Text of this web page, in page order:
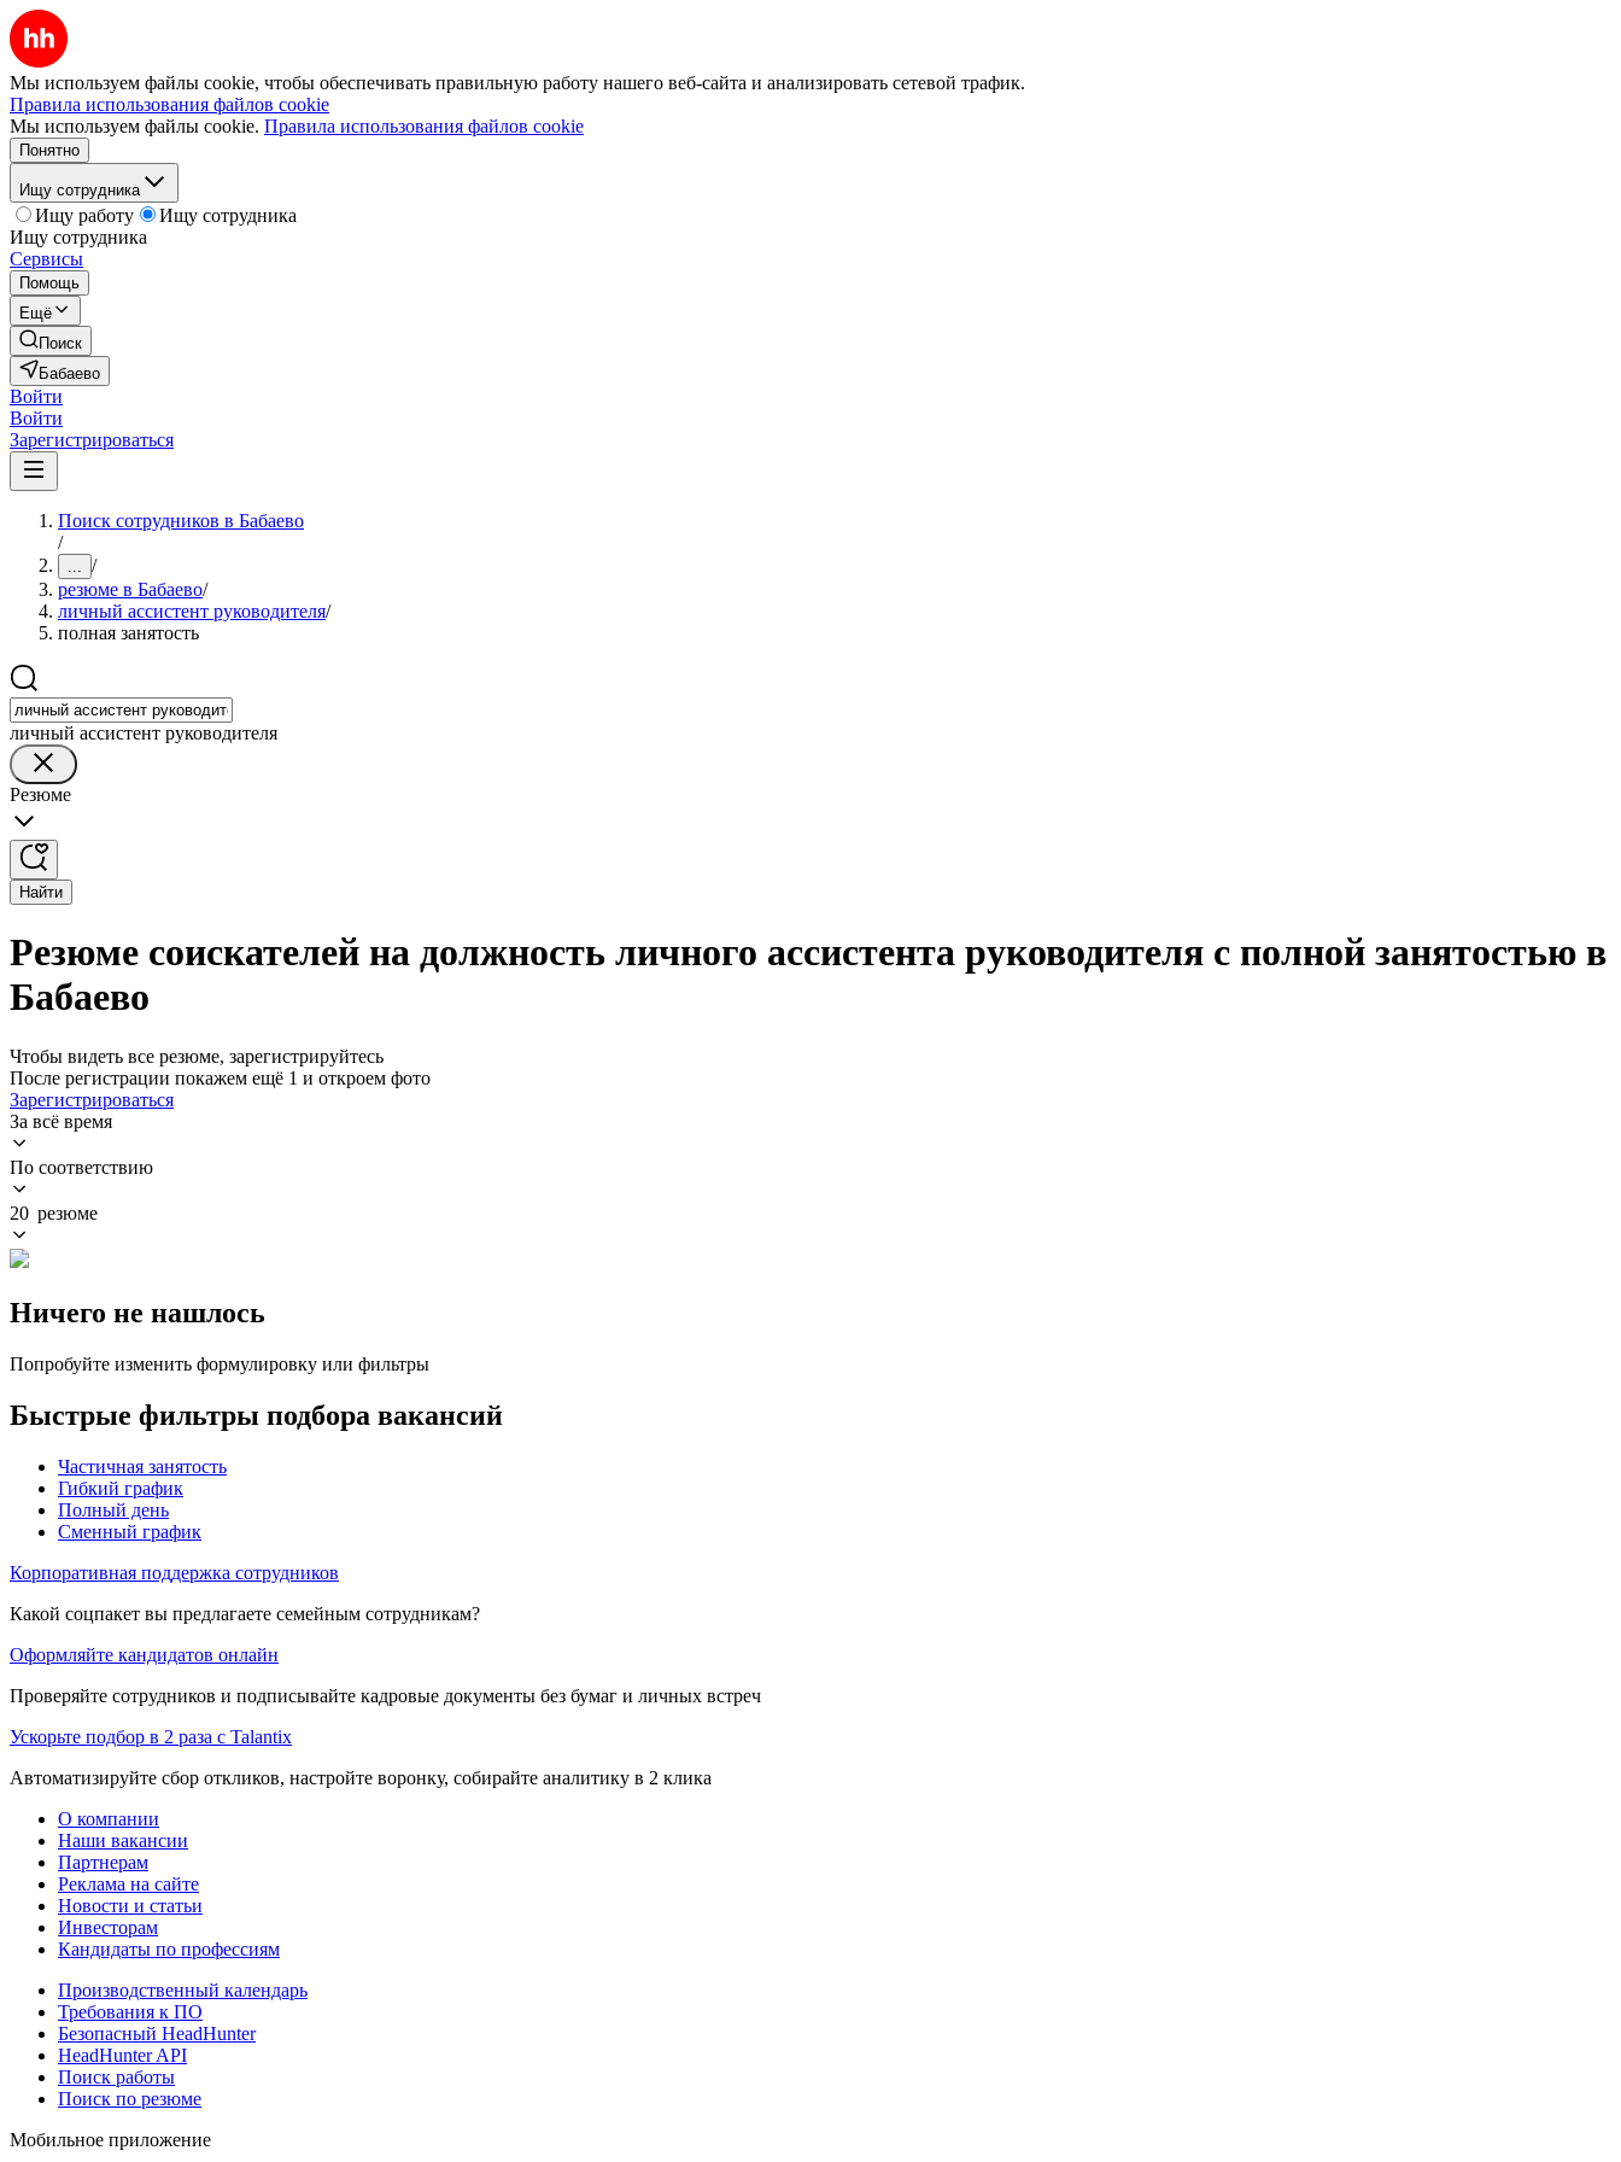
Мы используем файлы cookie, чтобы обеспечивать правильную работу нашего веб-сайта и анализировать сетевой трафик.
Правила использования файлов cookie
Мы используем файлы cookie. Правила использования файлов cookie
Понятно
Ищу сотрудника
Ищу работу
Ищу сотрудника
Ищу сотрудника
Сервисы
Помощь
Ещё
Поиск
Бабаево
Войти
Войти
Зарегистрироваться
Поиск сотрудников в Бабаево
/
... /
резюме в Бабаево/
личный ассистент руководителя/
полная занятость
личный ассистент руководителя
Резюме
Найти
Резюме соискателей на должность личного ассистента руководителя с полной занятостью в
Бабаево
Чтобы видеть все резюме, зарегистрируйтесь
После регистрации покажем ещё 1 и откроем фото
Зарегистрироваться
За всё время
По соответствию
20 резюме
Ничего не нашлось
Попробуйте изменить формулировку или фильтры
Быстрые фильтры подбора вакансий
Частичная занятость
Гибкий график
Полный день
Сменный график
Корпоративная поддержка сотрудников
Какой соцпакет вы предлагаете семейным сотрудникам?
Оформляйте кандидатов онлайн
Проверяйте сотрудников и подписывайте кадровые документы без бумаг и личных встреч
Ускорьте подбор в 2 раза с Talantix
Автоматизируйте сбор откликов, настройте воронку, собирайте аналитику в 2 клика
О компании
Наши вакансии
Партнерам
Реклама на сайте
Новости и статьи
Инвесторам
Кандидаты по профессиям
Производственный календарь
Требования к ПО
Безопасный HeadHunter
HeadHunter API
Поиск работы
Поиск по резюме
Мобильное приложение